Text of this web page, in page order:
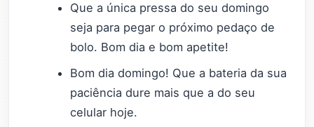
Que a única pressa do seu domingo
seja para pegar o próximo pedaço de
bolo. Bom dia e bom apetite!
Bom dia domingo! Que a bateria da sua
paciência dure mais que a do seu
celular hoje.